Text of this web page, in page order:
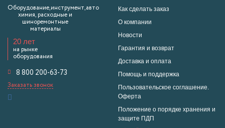
Оборудование,инструмент,авто
химия, расходные и
шиноремонтные
материалы
20 лет
на рынке
оборудования
8 800 200-63-73
Заказать звонок
Как сделать заказ
О компании
Новости
Гарантия и возврат
Доставка и оплата
Помощь и поддержка
Пользовательское соглашение.
Оферта
Положение о порядке хранения и
защите ПДП